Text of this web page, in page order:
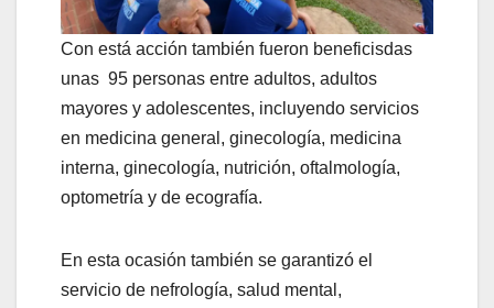
Con está acción también fueron beneficisdas
unas 95 personas entre adultos, adultos
mayores y adolescentes, incluyendo servicios
en medicina general, ginecología, medicina
interna, ginecología, nutrición, oftalmología,
optometría y de ecografía.
En esta ocasión también se garantizó el
servicio de nefrología, salud mental,